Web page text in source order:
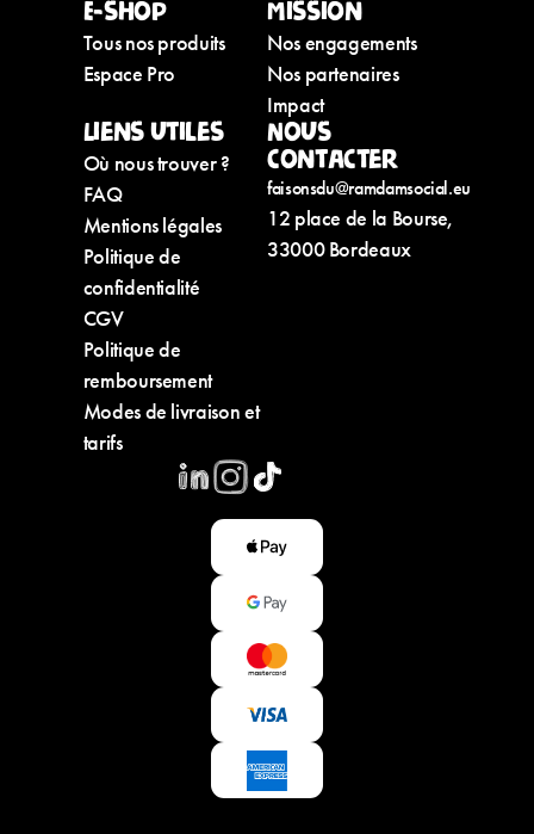
E-shop
Tous nos produits
Espace Pro
Mission
Nos engagements
Nos partenaires
Impact
Liens utiles
Où nous trouver ?
FAQ
Mentions légales
Politique de
confidentialité
CGV
Politique de
remboursement
Modes de livraison et
tarifs
Nous
contacter
faisonsdu@ramdamsocial.eu
12 place de la Bourse,
33000 Bordeaux